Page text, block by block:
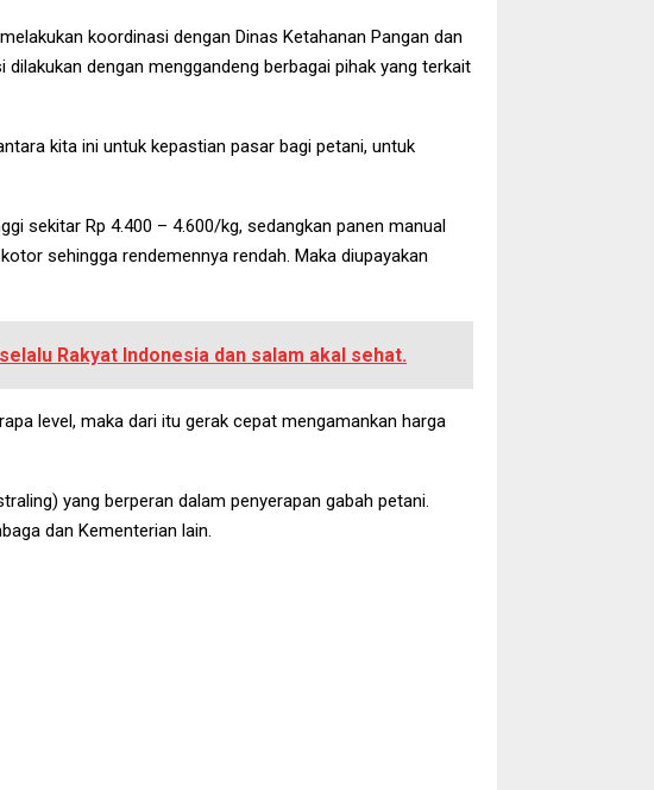
koordinasi dengan Dinas Ketahanan Pangan dan
dengan menggandeng berbagai pihak yang terkait
kita ini untuk kepastian pasar bagi petani, untuk
sekitar Rp 4.400 – 4.600/kg, sedangkan panen manual
sehingga rendemennya rendah. Maka diupayakan
Rakyat Indonesia dan salam akal sehat.
level, maka dari itu gerak cepat mengamankan harga
yang berperan dalam penyerapan gabah petani.
dan Kementerian lain.